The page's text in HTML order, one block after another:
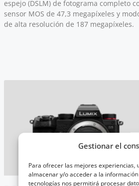
Gestionar el
Para ofrecer las mejores
almacenar y/o acceder a la
tecnologías nos permitirá procesar
espejo (DSLM) de fotograma completo
sensor MOS de 47,3 megapíxeles y
de alta resolución de 187 megapíxeles.